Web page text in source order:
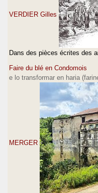
VERDIER Gilles
Dans des pièces écrites des
Faire du blé en Condomois
e lo transformar en haria
MERGER